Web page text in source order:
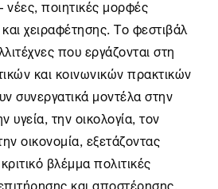
ποιητικές μορφές
χειραφέτησης. Το φεστιβάλ
που εργάζονται στη
και κοινωνικών πρακτικών
συνεργατικά μοντέλα στην
υγεία, την οικολογία, τον
οικονομία, εξετάζοντας
βλέμμα πολιτικές
και αποστέρησης,